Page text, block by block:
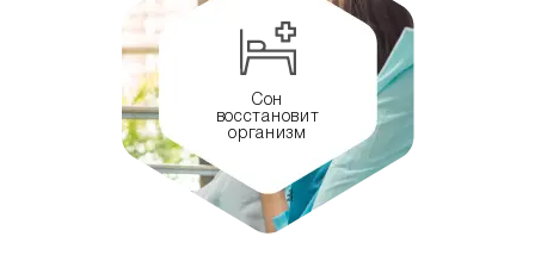
Сон
восстановит
организм